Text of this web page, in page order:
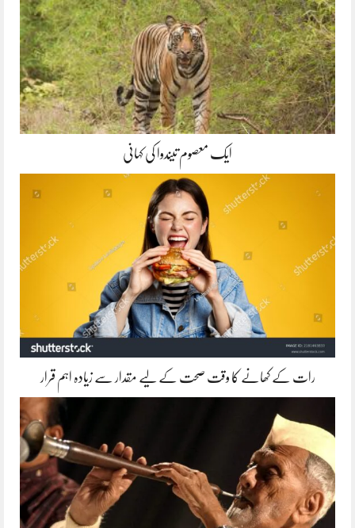
ایک معصوم تیندوا کی کہانی
رات کے کھانے کا وقت صحت کے لیے مقدار سے زیادہ اہم قرار